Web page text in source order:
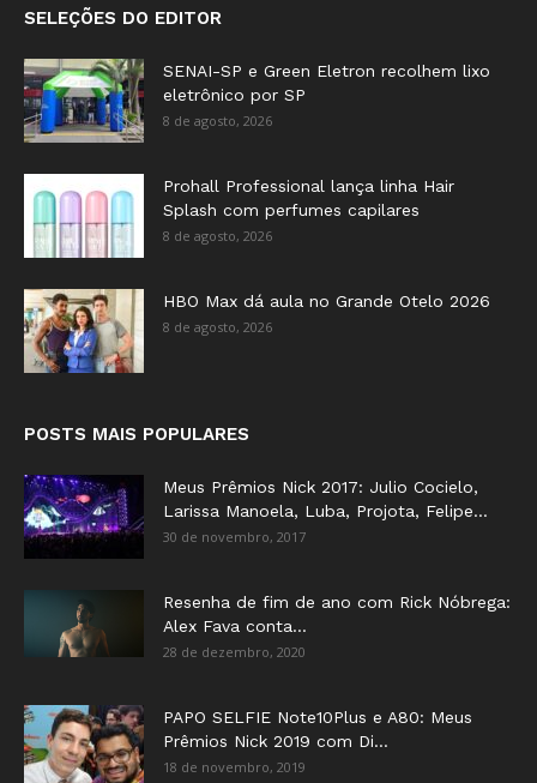
SELEÇÕES DO EDITOR
SENAI-SP e Green Eletron recolhem lixo
eletrônico por SP
8 de agosto, 2026
Prohall Professional lança linha Hair
Splash com perfumes capilares
8 de agosto, 2026
HBO Max dá aula no Grande Otelo 2026
8 de agosto, 2026
POSTS MAIS POPULARES
Meus Prêmios Nick 2017: Julio Cocielo,
Larissa Manoela, Luba, Projota, Felipe...
30 de novembro, 2017
Resenha de fim de ano com Rick Nóbrega:
Alex Fava conta...
28 de dezembro, 2020
PAPO SELFIE Note10Plus e A80: Meus
Prêmios Nick 2019 com Di...
18 de novembro, 2019